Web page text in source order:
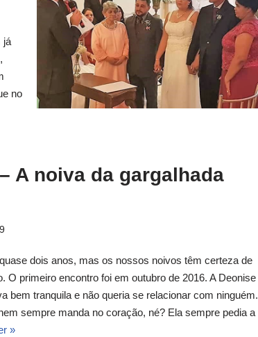
já
no
A noiva da gargalhada
dois anos, mas os nossos noivos têm certeza de
O primeiro encontro foi em outubro de 2016. A Deonise
bem tranquila e não queria se relacionar com ninguém.
sempre manda no coração, né? Ela sempre pedia a
»